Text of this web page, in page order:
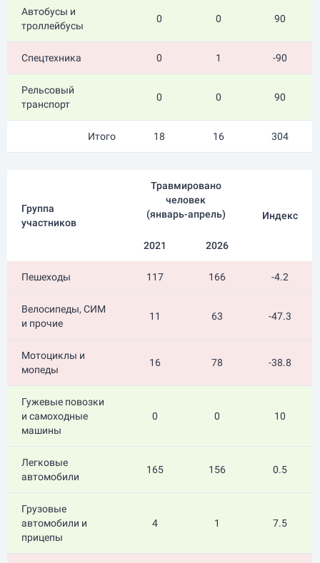
Автобусы и
троллейбусы
0 0 90
Спецтехника 0 1 -90
Рельсовый
транспорт
0 0 90
Итого 18 16 304
Группа
участников
Травмировано
человек
(январь-апрель) Индекс
2021 2026
Пешеходы 117 166 -4.2
Велосипеды, СИМ
и прочие
11 63 -47.3
Мотоциклы и
мопеды
16 78 -38.8
Гужевые повозки
и самоходные
машины
0 0 10
Легковые
автомобили
165 156 0.5
Грузовые
автомобили и
прицепы
4 1 7.5